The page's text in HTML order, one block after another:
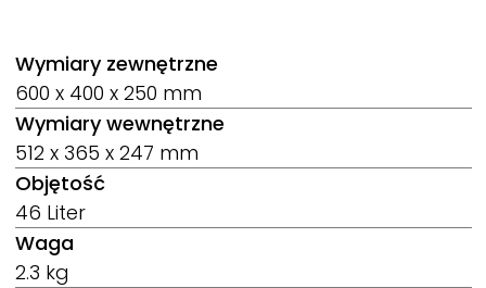
Wymiary zewnętrzne
600 x 400 x 250 mm
Wymiary wewnętrzne
512 x 365 x 247 mm
Objętość
46 Liter
Waga
2.3 kg